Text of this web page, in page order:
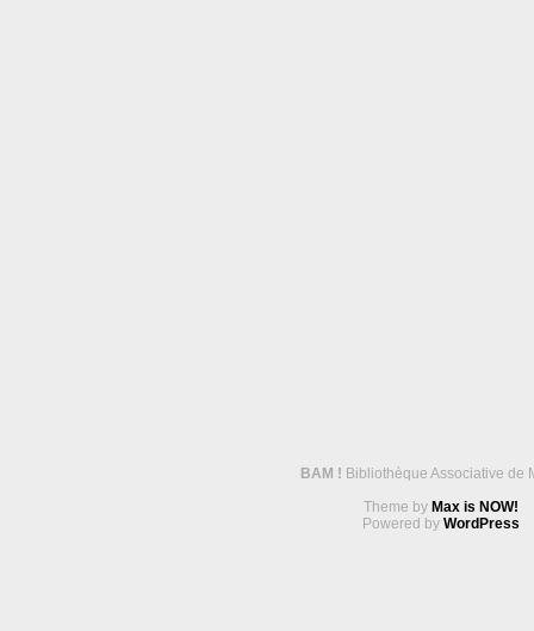
BAM ! Bibliothèque Associative de
Theme by Max is NOW!
Powered by WordPress